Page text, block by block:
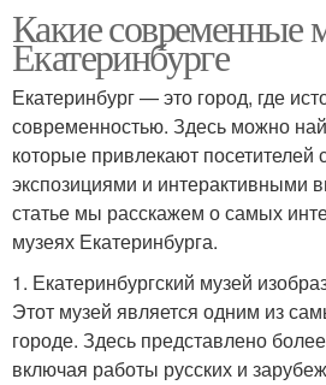
Какие современные
Екатеринбурге
Екатеринбург — это город, где
современностью. Здесь можно
которые привлекают
экспозициями и интерактивными
статье мы расскажем о самых
музеях Екатеринбурга.
1. Екатеринбургский музей
Этот музей является одним из
городе. Здесь представлено
включая работы русских и